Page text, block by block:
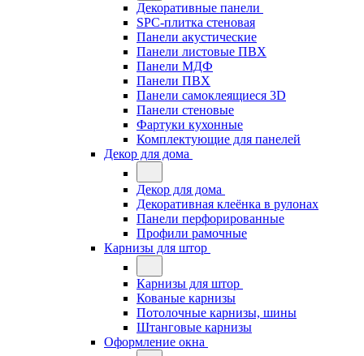
Декоративные панели
SPC-плитка стеновая
Панели акустические
Панели листовые ПВХ
Панели МДФ
Панели ПВХ
Панели самоклеящиеся 3D
Панели стеновые
Фартуки кухонные
Комплектующие для панелей
Декор для дома
Декор для дома
Декоративная клеёнка в рулонах
Панели перфорированные
Профили рамочные
Карнизы для штор
Карнизы для штор
Кованые карнизы
Потолочные карнизы, шины
Штанговые карнизы
Оформление окна